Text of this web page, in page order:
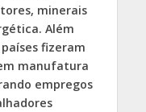
minerais
Além
fizeram
manufatura
empregos